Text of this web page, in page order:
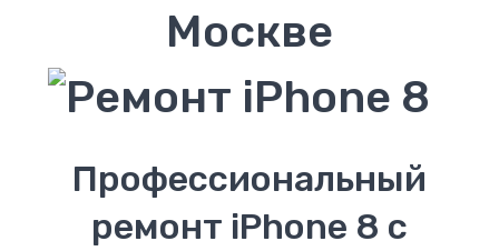
Светодиодные гирлянды
Акустические колонки
Медтехника
Москве
Профессиональный
ремонт iPhone 8 с